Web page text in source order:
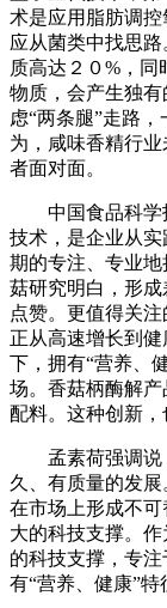
术是应用脂肪调控
应从菌类中找思
质高达２０%，
物质，会产生独
虑“两条腿”走路
为，咸味香精行
者面对面。
中国食品科学
技术，是企业从
期的专注、专业
菇研究明白，形
点赞。更值得关
正从高速增长到
下，拥有“营养、
场。香菇柄酶解
配料。这种创新，
孟素荷强调说
久、有质量的发
在市场上形成不
大的科技支撑。
的科技支撑，专
有“营养、健康”特